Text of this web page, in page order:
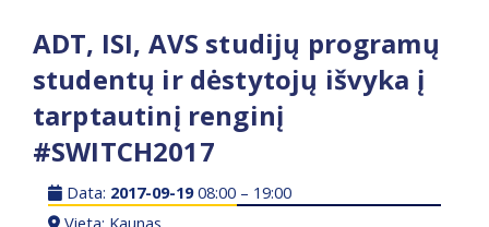
ADT, ISI, AVS studijų programų
studentų ir dėstytojų išvyka į
tarptautinį renginį
#SWITCH2017
Data: 2017-09-1908:00 – 19:00
Vieta: Kaunas